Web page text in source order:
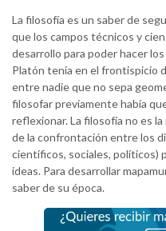
La filosofía es un saber de
que los campos técnicos y
desarrollo para poder hacer
Platón tenía en el frontispicio
entre nadie que no sepa
filosofar previamente había
reflexionar. La filosofía no es
de la confrontación entre los
científicos, sociales, políticos)
ideas. Para desarrollar
saber de su época.